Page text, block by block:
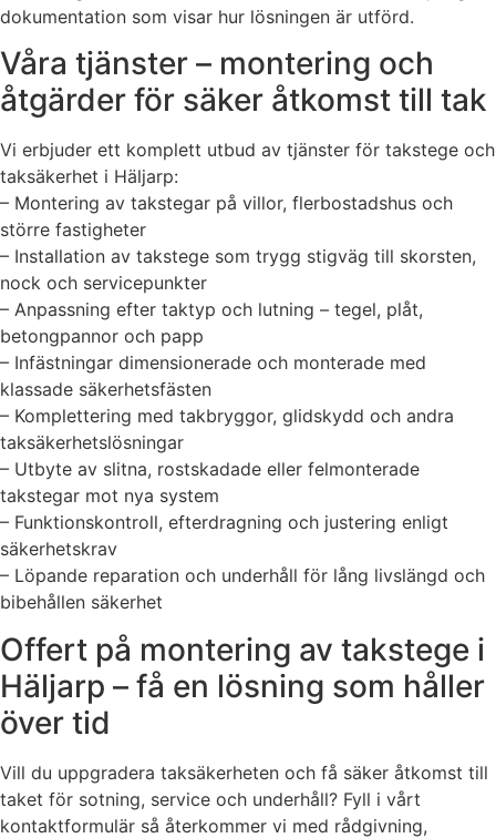
dokumentation som visar hur lösningen är utförd.
Våra tjänster – montering och
åtgärder för säker åtkomst till tak
Vi erbjuder ett komplett utbud av tjänster för takstege och
taksäkerhet i Häljarp:
– Montering av takstegar på villor, flerbostadshus och
större fastigheter
– Installation av takstege som trygg stigväg till skorsten,
nock och servicepunkter
– Anpassning efter taktyp och lutning – tegel, plåt,
betongpannor och papp
– Infästningar dimensionerade och monterade med
klassade säkerhetsfästen
– Komplettering med takbryggor, glidskydd och andra
taksäkerhetslösningar
– Utbyte av slitna, rostskadade eller felmonterade
takstegar mot nya system
– Funktionskontroll, efterdragning och justering enligt
säkerhetskrav
– Löpande reparation och underhåll för lång livslängd och
bibehållen säkerhet
Offert på montering av takstege i
Häljarp – få en lösning som håller
över tid
Vill du uppgradera taksäkerheten och få säker åtkomst till
taket för sotning, service och underhåll? Fyll i vårt
kontaktformulär så återkommer vi med rådgivning,